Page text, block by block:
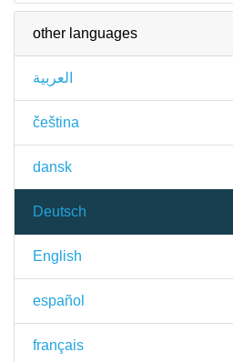
other languages
العربية
čeština
dansk
Deutsch
English
español
français